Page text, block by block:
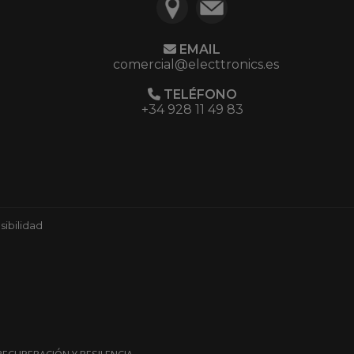
EMAIL
comercial@electtronics.es
TELÉFONO
+34 928 11 49 83